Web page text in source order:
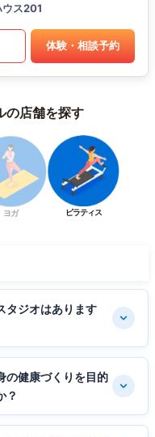
ス201
体験・相談予約
の店舗を探す
ヨガ ピラティス
タジオはあります
の健康づくりを目的
？